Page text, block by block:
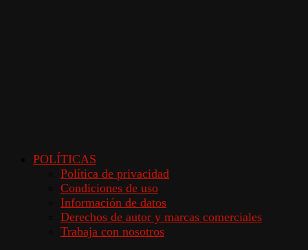
POLÍTICAS
Política de privacidad
Condiciones de uso
Información de datos
Derechos de autor y marcas comerciales
Trabaja con nosotros